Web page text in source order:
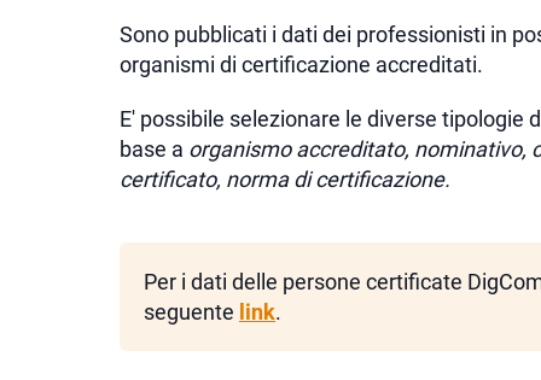
Sono pubblicati i dati dei professionisti in
organismi di certificazione accreditati.
E' possibile selezionare le diverse
base a organismo accreditato, nominativo,
certificato, norma di certificazione.
Per i dati delle persone certificate
seguente link.